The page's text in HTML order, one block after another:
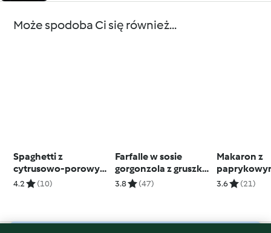
Może spodoba Ci się również...
Spaghetti z
cytrusowo-porowym
pesto (TM7)
4.2 (10)
Farfalle w sosie
gorgonzola z gruszką i
orzechami
3.8 (47)
Makaron z
chrupiącą
3.6 (21)